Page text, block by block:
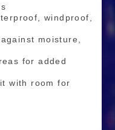
windproof,
moisture,
for added
with room for